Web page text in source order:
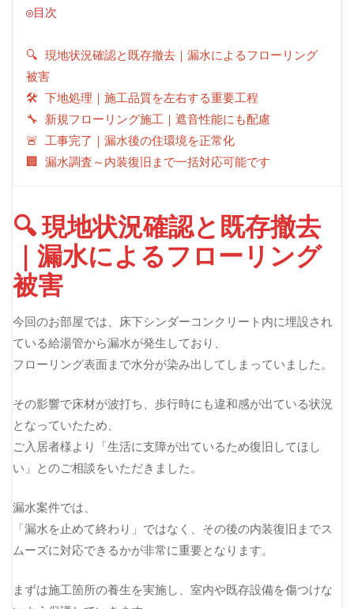
◎目次
🔍 現地状況確認と既存撤去｜漏水によるフローリング
被害
🛠 下地処理｜施工品質を左右する重要工程
🔧 新規フローリング施工｜遮音性能にも配慮
🚨 工事完了｜漏水後の住環境を正常化
🏢 漏水調査～内装復旧まで一括対応可能です
🔍 現地状況確認と既存撤去
｜漏水によるフローリング
被害
今回のお部屋では、床下シンダーコンクリート内に埋設され
ている給湯管から漏水が発生しており、
フローリング表面まで水分が染み出してしまっていました。
その影響で床材が波打ち、歩行時にも違和感が出ている状況
となっていたため、
ご入居者様より「生活に支障が出ているため復旧してほし
い」とのご相談をいただきました。
漏水案件では、
「漏水を止めて終わり」ではなく、その後の内装復旧までス
ムーズに対応できるかが非常に重要となります。
まずは施工箇所の養生を実施し、室内や既存設備を傷つけな